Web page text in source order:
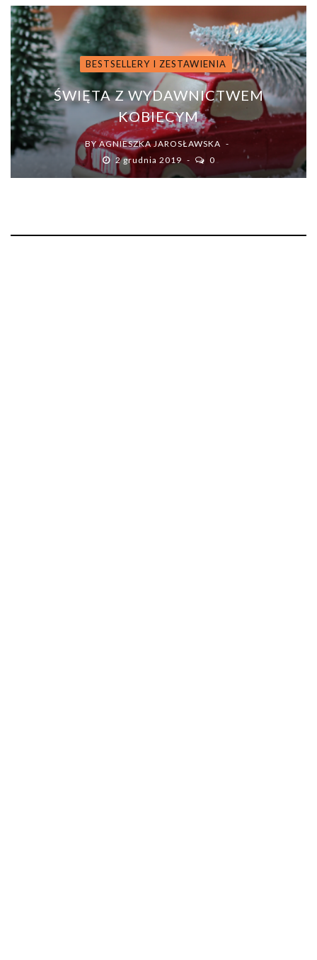
BESTSELLERY I ZESTAWIENIA
ŚWIĘTA Z WYDAWNICTWEM
KOBIECYM
BYAGNIESZKA JAROSŁAWSKA
2 grudnia 2019
0